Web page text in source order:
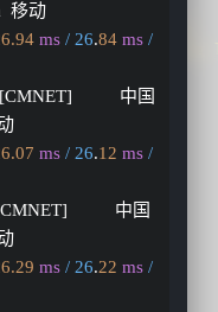
移动
ms / 26.84 ms /
中国
ms / 26.12 ms /
中国
ms / 26.22 ms /